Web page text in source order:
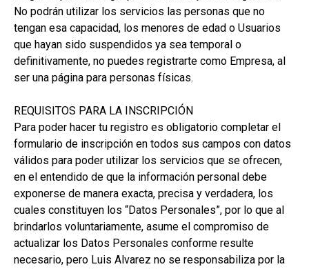
No podrán utilizar los servicios las personas que no
tengan esa capacidad, los menores de edad o Usuarios
que hayan sido suspendidos ya sea temporal o
definitivamente, no puedes registrarte como Empresa, al
ser una página para personas físicas.
REQUISITOS PARA LA INSCRIPCIÓN
Para poder hacer tu registro es obligatorio completar el
formulario de inscripción en todos sus campos con datos
válidos para poder utilizar los servicios que se ofrecen,
en el entendido de que la información personal debe
exponerse de manera exacta, precisa y verdadera, los
cuales constituyen los “Datos Personales”, por lo que al
brindarlos voluntariamente, asume el compromiso de
actualizar los Datos Personales conforme resulte
necesario, pero Luis Alvarez no se responsabiliza por la